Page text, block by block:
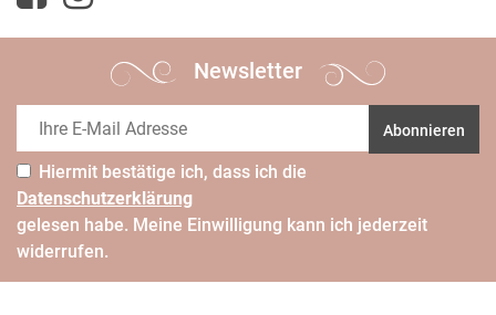
Newsletter
Abonnieren
Hiermit bestätige ich, dass ich die
Daten­schutz­erklärung
gelesen habe. Meine Einwilligung kann ich jederzeit
widerrufen.